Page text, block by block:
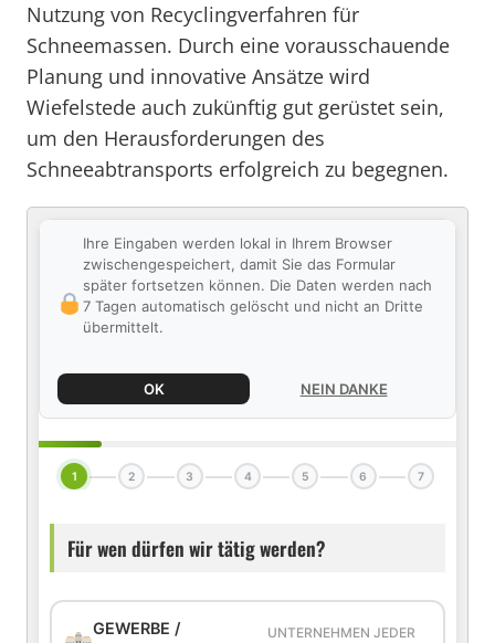
Nutzung von Recyclingverfahren für
Schneemassen. Durch eine vorausschauende
Planung und innovative Ansätze wird
Wiefelstede auch zukünftig gut gerüstet sein,
um den Herausforderungen des
Schneeabtransports erfolgreich zu begegnen.
Ihre Eingaben werden lokal in Ihrem Browser
zwischengespeichert, damit Sie das Formular
später fortsetzen können. Die Daten werden nach
7 Tagen automatisch gelöscht und nicht an Dritte
übermittelt.
OK NEIN DANKE
1 2 3 4 5 6 7
Für wen dürfen wir tätig werden?
GEWERBE /
UNTERNEHMEN JEDER